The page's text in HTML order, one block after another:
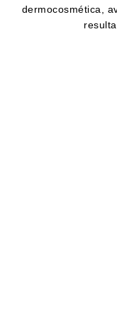
dermocosmética,